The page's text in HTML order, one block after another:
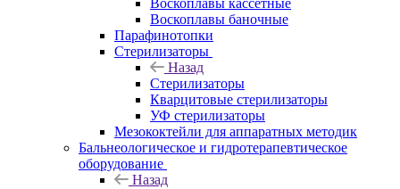
Воскоплавы кассетные
Воскоплавы баночные
Парафинотопки
Стерилизаторы
Назад
Стерилизаторы
Кварцитовые стерилизаторы
УФ стерилизаторы
Мезококтейли для аппаратных методик
Бальнеологическое и гидротерапевтическое
оборудование
Назад